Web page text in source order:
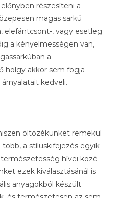
részesíteni a
magas sarkú
elefántcsont-, vagy esetleg
a kényelmességen van,
a
hölgy akkor sem fogja
kedveli.
öltözékünket remekül
a stíluskifejezés egyik
hívei közé
ezek kiválasztásánál is
anyagokból készült